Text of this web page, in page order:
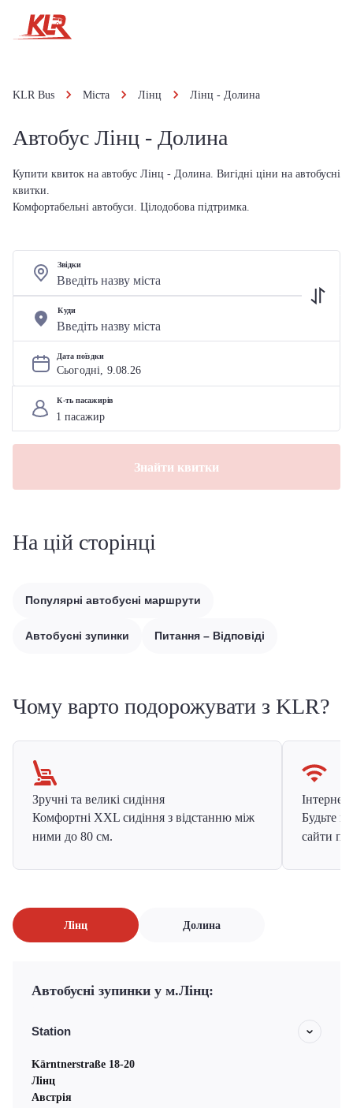
KLR Bus Міста Лінц Лінц - Долина
Автобус Лінц - Долина
Купити квиток на автобус Лінц - Долина. Вигідні ціни на автобусні
квитки.
Комфортабельні автобуси. Цілодобова підтримка.
Звідки
Куди
Дата поїздки
Сьогодні, 9.08.26
К-ть пасажирів
Знайти квитки
На цій сторінці
Популярні автобусні маршрути
Автобусні зупинки Питання – Відповіді
Чому варто подорожувати з KLR?
Зручні та великі сидіння
Комфортні XXL сидіння з відстанню між
ними до 80 см.
Інтернет
Будьте
сайти
Лінц Долина
Автобусні зупинки у м.Лінц:
Station
Kärntnerstraße 18-20
Лінц
Австрія